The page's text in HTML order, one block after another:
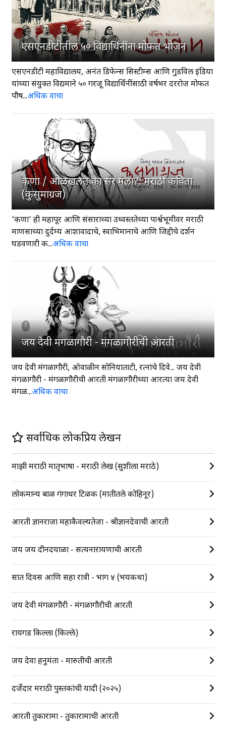
5
एसएनडीटीतील ५० विद्यार्थिनींना मोफत भोजन
एसएनडीटी महाविद्यालय, अनंत डिफेन्स सिस्टीम्स आणि गुडविल इंडिया
यांच्या संयुक्त विद्यमाने ५० गरजू विद्यार्थिनींसाठी वर्षभर दररोज मोफत
पौष...अधिक वाचा
6
कणा / ओळखलत का सर मला?: मराठी कविता
(कुसुमाग्रज)
‘कणा’ ही महापूर आणि संसाराच्या उध्वस्ततेच्या पार्श्वभूमीवर मराठी
माणसाच्या दुर्दम्य आशावादाचे, स्वाभिमानाचे आणि जिद्दीचे दर्शन
घडवणारी क...अधिक वाचा
7
जय देवी मंगळागौरी - मंगळागौरीची आरती
जय देवी मंगळागौरी, ओवाळीन सोनियाताटी, रत्नांचे दिवे... जय देवी
मंगळागौरी - मंगळागौरीची आरती मंगळागौरीच्या आरत्या जय देवी
मंगळ...अधिक वाचा
सर्वाधिक लोकप्रिय लेखन
माझी मराठी मातृभाषा - मराठी लेख (सुशीला मराठे)
लोकमान्य बाळ गंगाधर टिळक (मातीतले कोहिनूर)
आरती ज्ञानराजा महाकैवल्यतेजा - श्रीज्ञानदेवाची आरती
जय जय दीनदयाळा - सत्यनारायणाची आरती
सात दिवस आणि सहा रात्री - भाग ४ (भयकथा)
जय देवी मंगळागौरी - मंगळागौरीची आरती
रायगड किल्ला (किल्ले)
जय देवा हनुमंता - मारुतीची आरती
दर्जेदार मराठी पुस्तकांची यादी (२०२५)
आरती तुकारामा - तुकारामाची आरती